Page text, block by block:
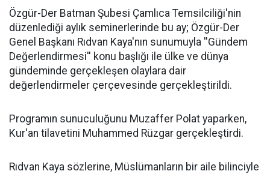
​Özgür-Der Batman Şubesi Çamlıca Temsilciliği'nin
düzenlediği aylık seminerlerinde bu ay; Özgür-Der
Genel Başkanı Rıdvan Kaya'nın sunumuyla ''Gündem
Değerlendirmesi'' konu başlığı ile ülke ve dünya
gündeminde gerçekleşen olaylara dair
değerlendirmeler çerçevesinde gerçekleştirildi.
Programın sunuculuğunu Muzaffer Polat yaparken,
Kur'an tilavetini Muhammed Rüzgar gerçekleştirdi.
Rıdvan Kaya sözlerine, Müslümanların bir aile bilinciyle